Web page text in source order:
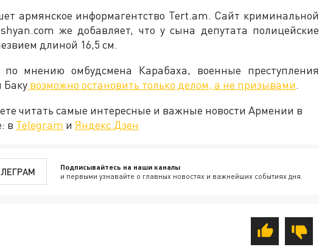
армянское информагентство Tert.am. Сайт криминальной
же добавляет, что у сына депутата полицейские
длиной 16,5 см.
мнению омбудсмена Карабаха, военные преступления
Баку возможно остановить только делом, а не призывами.
читать самые интересные и важные новости Армении в
в Telegram и Яндекс.Дзен
Подписывайтесь на наши каналы
и первыми узнавайте о главных новостях и важнейших событиях дня.